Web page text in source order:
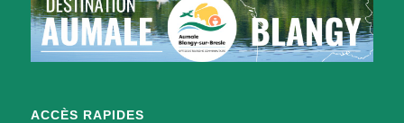
ACCÈS RAPIDES